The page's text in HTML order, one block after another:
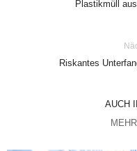
Plastikmüll
Riskantes
AUCH